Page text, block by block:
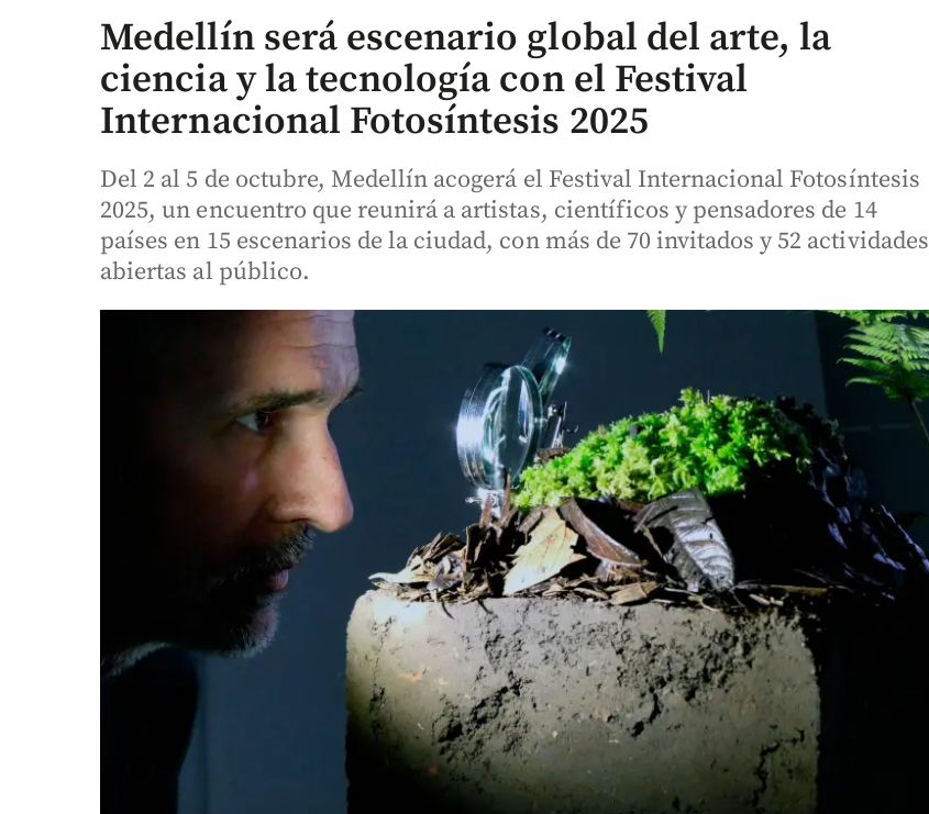
Medellín será escenario global del arte, la
ciencia y la tecnología con el Festival
Internacional Fotosíntesis 2025
Del 2 al 5 de octubre, Medellín acogerá el Festival Internacional Fotosíntesis
2025, un encuentro que reunirá a artistas, científicos y pensadores de 14
países en 15 escenarios de la ciudad, con más de 70 invitados y 52 actividades
abiertas al público.